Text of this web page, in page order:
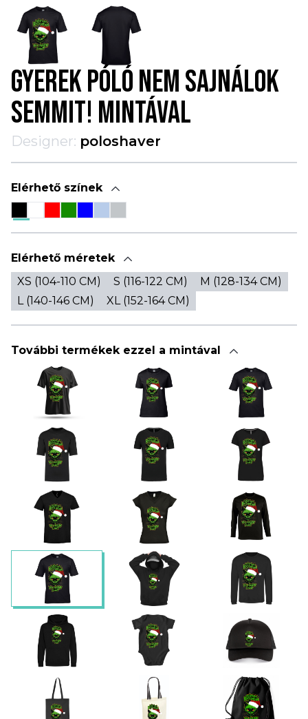
GYEREK PÓLÓ NEM SAJNÁLOK
SEMMIT! MINTÁVAL
Designer: poloshaver
Elérhető színek
Elérhető méretek
XS (104-110 CM)
S (116-122 CM)
M (128-134 CM)
L (140-146 CM)
XL (152-164 CM)
További termékek ezzel a mintával